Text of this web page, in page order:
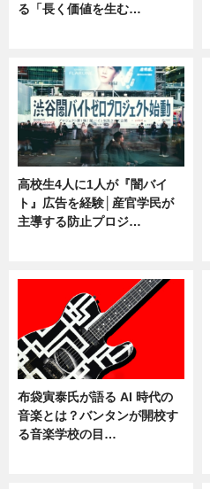
る「長く価値を生む…
高校生4人に1人が『闇バイ
ト』広告を経験│産官学民が
主導する防止プロジ…
布袋寅泰氏が語る AI 時代の
音楽とは？バンタンが開校す
る音楽学校の目…